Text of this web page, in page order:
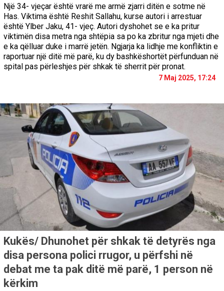
Një 34- vjeçar është vrarë me armë zjarri ditën e sotme në
Has. Viktima është Reshit Sallahu, kurse autori i arrestuar
është Ylber Jaku, 41- vjeç. Autori dyshohet se e ka pritur
viktimën disa metra nga shtëpia sa po ka zbritur nga mjeti dhe
e ka qëlluar duke i marrë jetën. Ngjarja ka lidhje me konfliktin e
raportuar një ditë më parë, ku dy bashkëshortët përfunduan në
spital pas përleshjes për shkak të sherrit për pronat.
7 Maj 2025, 17:24
Kukës/ Dhunohet për shkak të detyrës nga
disa persona polici rrugor, u përfshi në
debat me ta pak ditë më parë, 1 person në
kërkim